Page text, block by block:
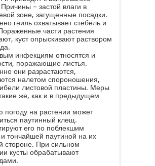
Причины – застой влаги в
зоне, загущенные посадки.
гниль охватывает стебель и
части растения
куст опрыскивают раствором
инфекциям относятся и
поражающие листья.
они разрастаются,
налетом спороношения,
листовой пластины. Меры
же, как и в предыдущем
погоду на растении может
паутинный клещ.
его по поблекшим
тончайшей паутиной на их
стороне. При сильном
кусты обрабатывают